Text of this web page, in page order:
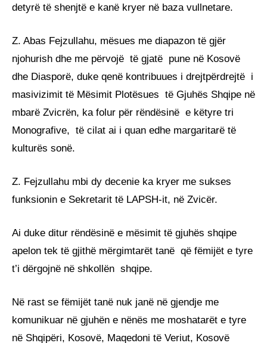
detyrë të shenjtë e kanë kryer në baza vullnetare.
Z. Abas Fejzullahu, mësues me diapazon të gjër
njohurish dhe me përvojë të gjatë pune në Kosovë
dhe Diasporë, duke qenë kontribuues i drejtpërdrejtë i
masivizimit të Mësimit Plotësues të Gjuhës Shqipe në
mbarë Zvicrën, ka folur për rëndësinë e këtyre tri
Monografive, të cilat ai i quan edhe margaritarë të
kulturës sonë.
Z. Fejzullahu mbi dy decenie ka kryer me sukses
funksionin e Sekretarit të LAPSH-it, në Zvicër.
Ai duke ditur rëndësinë e mësimit të gjuhës shqipe
apelon tek të gjithë mërgimtarët tanë që fëmijët e tyre
t’i dërgojnë në shkollën shqipe.
Në rast se fëmijët tanë nuk janë në gjendje me
komunikuar në gjuhën e nënës me moshatarët e tyre
në Shqipëri, Kosovë, Maqedoni të Veriut, Kosovë